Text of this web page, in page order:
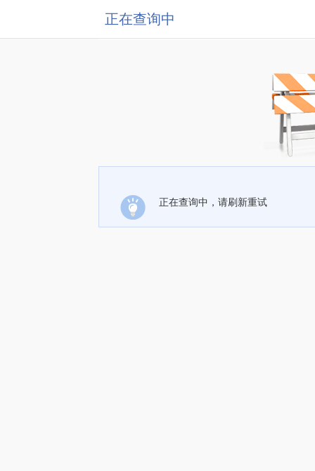
正在查询中
正在查询中，请刷新重试